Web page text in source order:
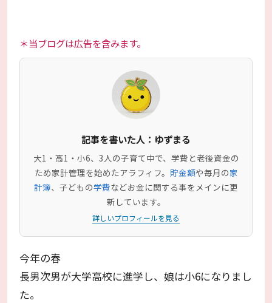
＊当ブログは広告を含みます。
記事を書いた人：ゆずまる
大1・高1・小6、3人の子育て中で、学費と老後資金の
ため家計管理を始めたアラフィフ。 貯金額や毎月の家
計簿、子どもの学費などお金に関する事をメインに更
新しています。
詳しいプロフィールを見る
今年の春
長男次男が大学高校に進学し、娘は小6になりまし
た。